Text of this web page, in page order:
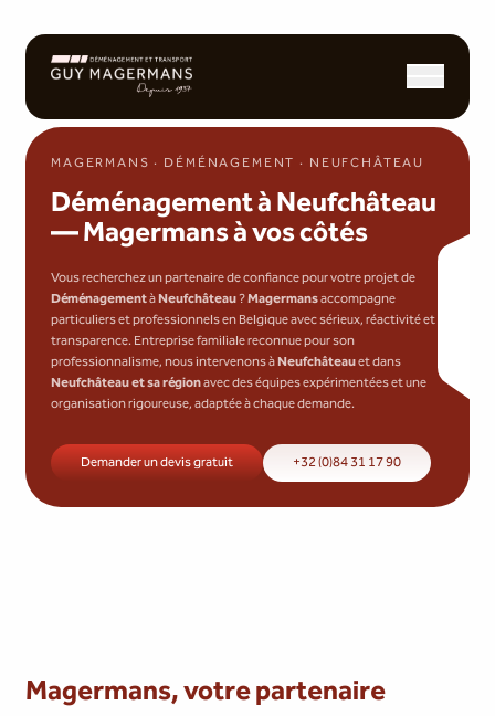
MAGERMANS · DÉMÉNAGEMENT · NEUFCHÂTEAU
Déménagement à Neufchâteau
— Magermans à vos côtés
Vous recherchez un partenaire de confiance pour votre projet de
DéménagementàNeufchâteau ?Magermansaccompagne
particuliers et professionnels en Belgique avec sérieux, réactivité et
transparence. Entreprise familiale reconnue pour son
professionnalisme, nous intervenons àNeufchâteauet dans
Neufchâteau et sa régionavec des équipes expérimentées et une
organisation rigoureuse, adaptée à chaque demande.
Demander un devis gratuit +32 (0)84 31 17 90
Magermans, votre partenaire